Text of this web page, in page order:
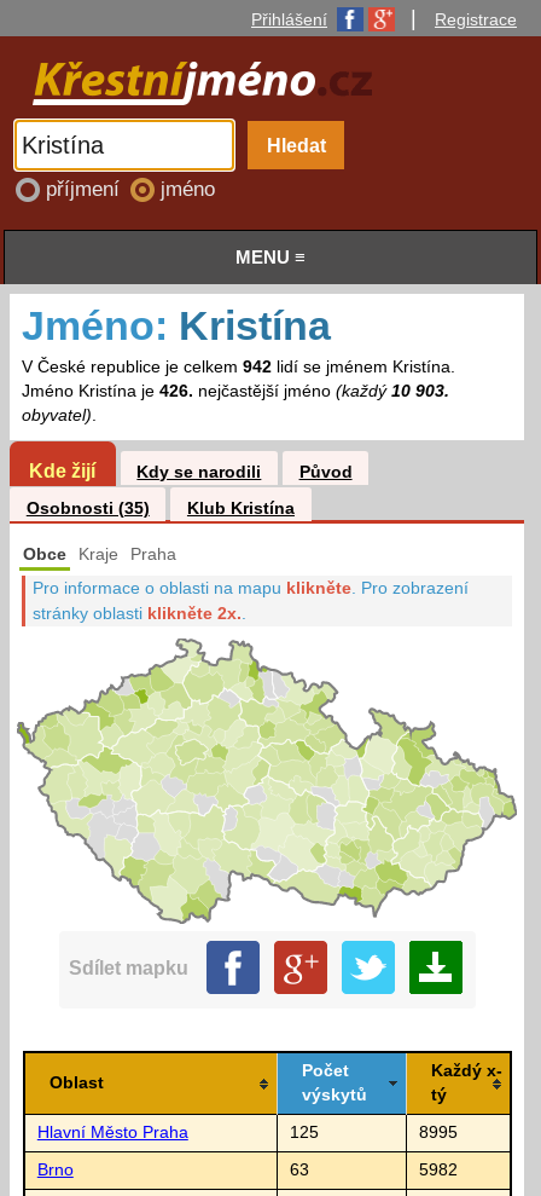
Přihlášení Registrace
příjmení jméno
MENU ≡
Jméno: Kristína
V České republice je celkem 942lidí se jménem Kristína.
Jméno Kristína je 426. nejčastější jméno (každý 10 903.
obyvatel).
Kde žijí Kdy se narodili
Původ
Osobnosti (35)
Klub Kristína
Obce Kraje Praha
Pro informace o oblasti na mapu klikněte Pro zobrazení
stránky oblasti klikněte 2x.
Sdílet mapku
Oblast
Počet
výskytů
Každý x-
tý
Hlavní Město Praha 125 8995
Brno 63 5982